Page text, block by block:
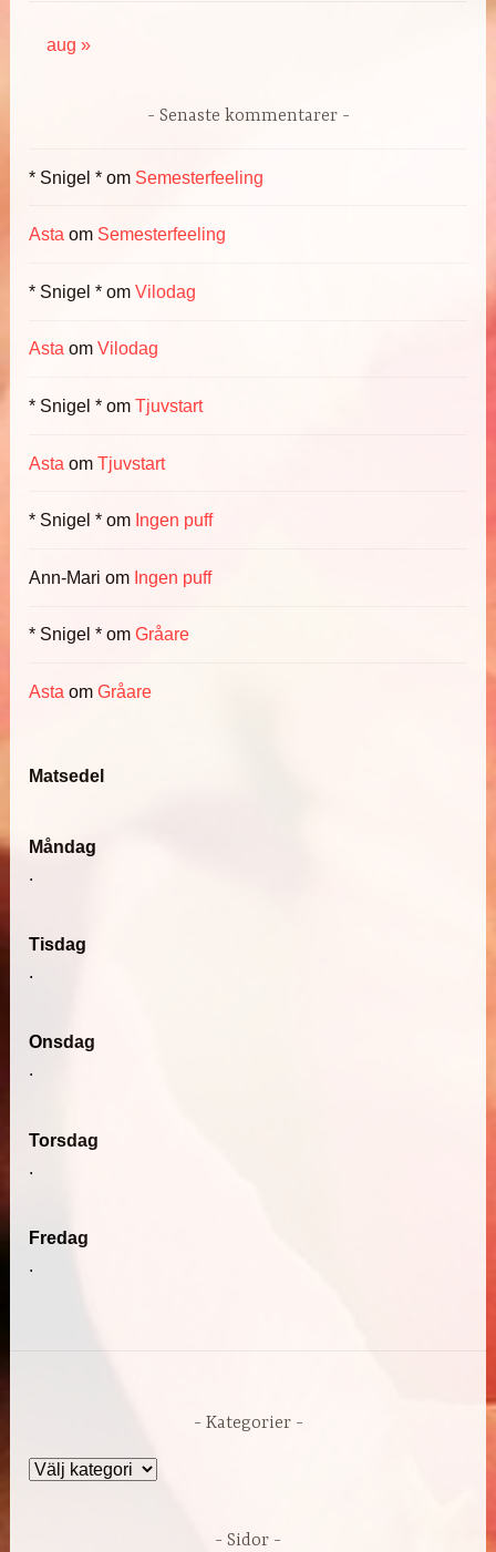
aug »
Senaste kommentarer
* Snigel * om Semesterfeeling
Asta om Semesterfeeling
* Snigel * omVilodag
Asta omVilodag
* Snigel * omTjuvstart
Asta omTjuvstart
* Snigel * om Ingen puff
Ann-Mari om Ingen puff
* Snigel * omGråare
Asta omGråare
Matsedel
Måndag
.
Tisdag
.
Onsdag
.
Torsdag
.
Fredag
.
Kategorier
Kategorier
Sidor